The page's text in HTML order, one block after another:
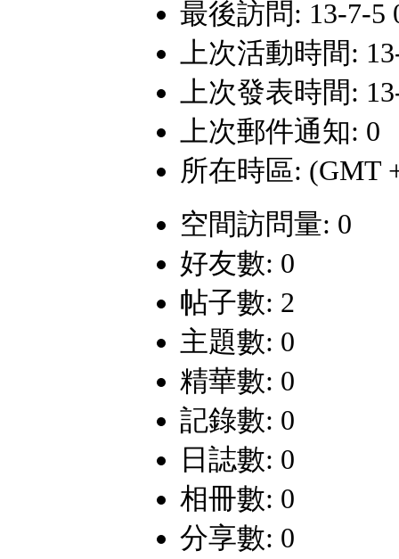
最後訪問: 13-7-5
上次活動時間:
上次發表時間:
上次郵件通知: 0
所在時區: (GMT
空間訪問量: 0
好友數: 0
帖子數: 2
主題數: 0
精華數: 0
記錄數: 0
日誌數: 0
相冊數: 0
分享數: 0